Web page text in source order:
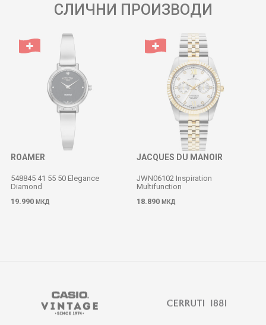
СЛИЧНИ ПРОИЗВОДИ
ROAMER
548845 41 55 50 Elegance
Diamond
19.990 МКД
JACQUES DU MANOIR
JWN06102 Inspiration
Multifunction
18.890 МКД